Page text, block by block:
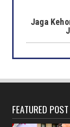
Jaga
Saat
FEATURED POST